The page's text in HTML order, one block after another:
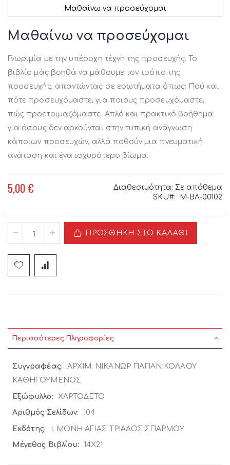
Μαθαίνω να προσεύχομαι
στην
αρχή
συλλογής
εικόνων
Μαθαίνω να προσεύχομαι
Γνωριμία με την υπέροχη τέχνη της προσευχής. Το
βιβλίο μάς βοηθά να μάθουμε τον τρόπο της
προσευχής, απαντώντας σε ερωτήματα όπως: Πού και
πότε προσευχόμαστε, για ποιους προσευχόμαστε,
πώς προετοιμαζόμαστε. Απλό και πρακτικό βοήθημα
για όσους δεν αρκούνται στην τυπική ανάγνωση
κάποιων προσευχών, αλλά ποθούν μια πνευματική
ανάταση και ένα ισχυρότερο βίωμα.
5,00 € Διαθεσιμότητα: Σε απόθεμα
SKU
Μ-ΒΛ-00102
ΠΡΟΣΘΉΚΗ ΣΤΟ ΚΑΛΆΘΙ
Περισσότερες Πληροφορίες
Περισσότερες
Πληροφορίες
ΑΡΧΙΜ. ΝΙΚΑΝΩΡ ΠΑΠΑΝΙΚΟΛΑΟΥ
ΚΑΘΗΓΟΥΜΕΝΟΣ
ΧΑΡΤΟΔΕΤΟ
104
Ι. ΜΟΝΗ ΑΓΙΑΣ ΤΡΙΑΔΟΣ ΣΠΑΡΜΟΥ
14X21